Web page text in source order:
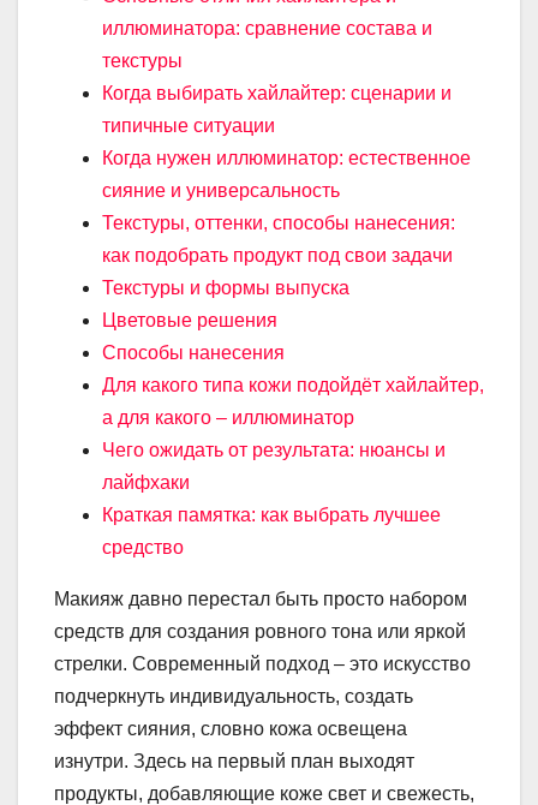
иллюминатора: сравнение состава и
текстуры
Когда выбирать хайлайтер: сценарии и
типичные ситуации
Когда нужен иллюминатор: естественное
сияние и универсальность
Текстуры, оттенки, способы нанесения:
как подобрать продукт под свои задачи
Текстуры и формы выпуска
Цветовые решения
Способы нанесения
Для какого типа кожи подойдёт хайлайтер,
а для какого – иллюминатор
Чего ожидать от результата: нюансы и
лайфхаки
Краткая памятка: как выбрать лучшее
средство
Макияж давно перестал быть просто набором
средств для создания ровного тона или яркой
стрелки. Современный подход – это искусство
подчеркнуть индивидуальность, создать
эффект сияния, словно кожа освещена
изнутри. Здесь на первый план выходят
продукты, добавляющие коже свет и свежесть,